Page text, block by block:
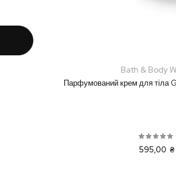
Bath & Body
Парфумований крем для тіла
595,00 ₴